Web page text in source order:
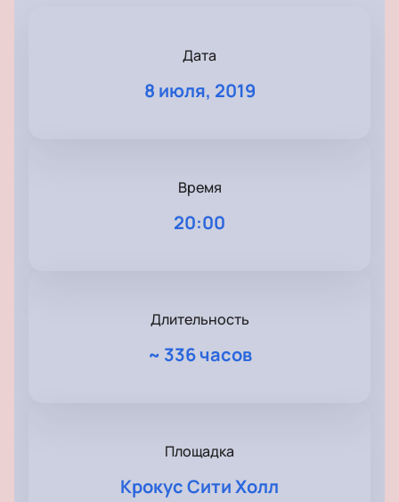
Дата
8 июля, 2019
Время
20:00
Длительность
~ 336 часов
Площадка
Крокус Сити Холл